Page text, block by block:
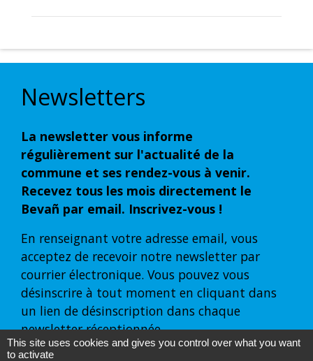
Newsletters
La newsletter vous informe
régulièrement sur l'actualité de la
commune et ses rendez-vous à venir.
Recevez tous les mois directement le
Bevañ par email. Inscrivez-vous !
En renseignant votre adresse email, vous
acceptez de recevoir notre newsletter par
courrier électronique. Vous pouvez vous
désinscrire à tout moment en cliquant dans
un lien de désinscription dans chaque
newsletter réceptionnée.
This site uses cookies and gives you control over what you want
to activate